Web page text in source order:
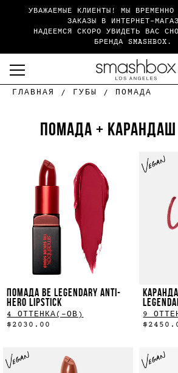
УВАЖАЕМЫЕ КЛИЕНТЫ! МЫ ВРЕМЕННО
ЗАКАЗЫ В ИНТЕРНЕТ-
НАДЕЕМСЯ СКОРО УВИДЕТЬ ВАС
БРЕНДА SMASHBOX.
menu
ГЛАВНАЯ / ГУБЫ / ПОМАДА
ПОМАДА +
ПОМАДА BE LEGENDARY ANTI-
HERO LIPSTICK
4 ОТТЕНКА(-ОВ)
$2030.00
9